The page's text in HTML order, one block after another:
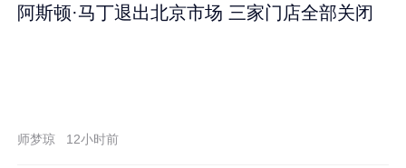
阿斯顿·马丁退出北京市场 三家门店全部关闭
师梦琼 12小时前